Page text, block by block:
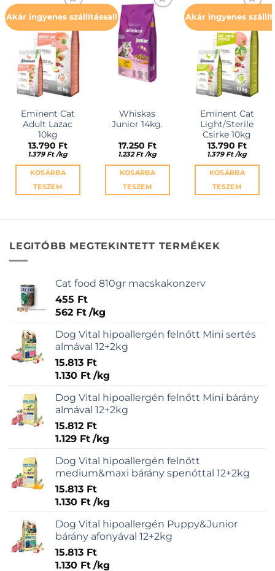
Akár ingyenes szállítással!
Eminent Cat
Adult Lazac
10kg
13.790 Ft
1.379 Ft /kg
KOSÁRBA
TESZEM
Whiskas
Junior 14kg.
17.250 Ft
1.232Ft /kg
KOSÁRBA
TESZEM
Akár ingyenes
Eminent Cat
Light/Sterile
Csirke 10kg
13.790 Ft
1.379 Ft /kg
KOSÁRBA
TESZEM
LEGITÓBB MEGTEKINTETT TERMÉKEK
Cat food 810gr macskakonzerv
455 Ft
562 Ft /kg
Dog Vital hipoallergén felnőtt Mini sertés
almával 12+2kg
15.813 Ft
1.130 Ft /kg
Dog Vital hipoallergén felnőtt Mini bárány
almával 12+2kg
15.812 Ft
1.129 Ft /kg
Dog Vital hipoallergén felnőtt
medium&maxi bárány spenóttal 12+2kg
15.813 Ft
1.130 Ft /kg
Dog Vital hipoallergén Puppy&Junior
bárány afonyával 12+2kg
15.813 Ft
1.130 Ft /kg